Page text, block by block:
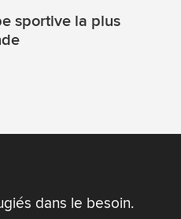
sportive la plus
dans le besoin.